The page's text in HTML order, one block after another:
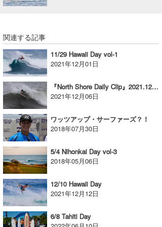
関連する記事
11/29 Hawaii Day vol-1
2021年12月01日
『North Shore Daily Clip』2021.12.5 @ Haleiwa
2021年12月06日
ワッツアップ・サーファーズ？！
2018年07月30日
5/4 Nihonkai Day vol-3
2018年05月06日
12/10 Hawaii Day
2021年12月12日
6/8 Tahiti Day